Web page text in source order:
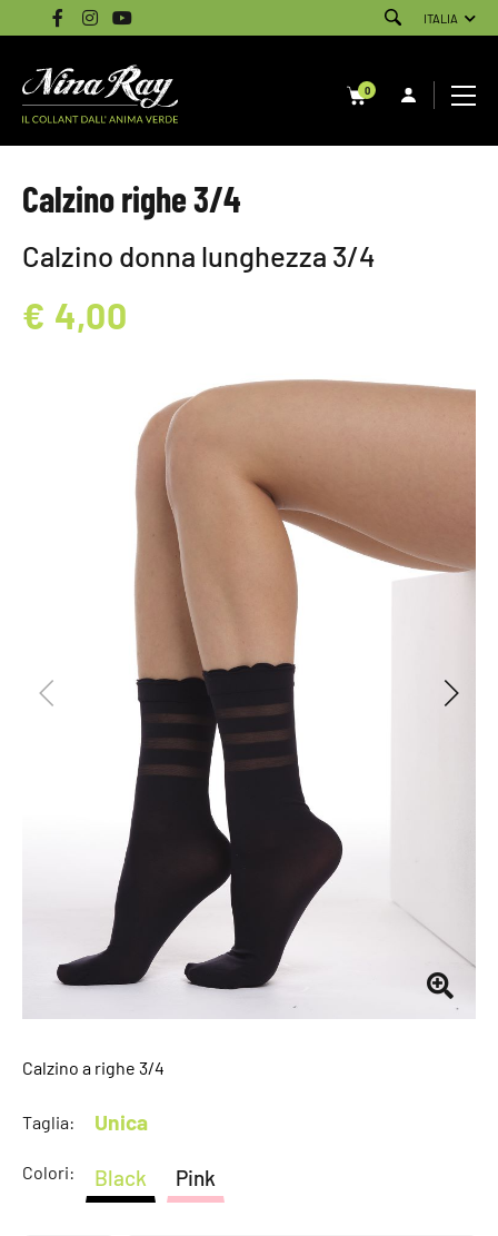
ITALIA
0
Calzino righe 3/4
Calzino donna lunghezza 3/4
€ 4,00
Calzino a righe 3/4
Taglia: Unica
Colori: Black Pink